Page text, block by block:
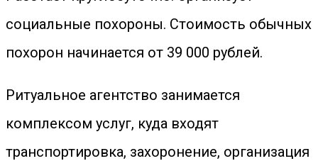
социальные похороны. Стоимость обычных
похорон начинается от 39 000 рублей.
Ритуальное агентство занимается
комплексом услуг, куда входят
транспортировка, захоронение, организация